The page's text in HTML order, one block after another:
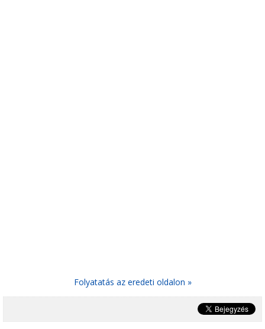
Folyatatás az eredeti oldalon »